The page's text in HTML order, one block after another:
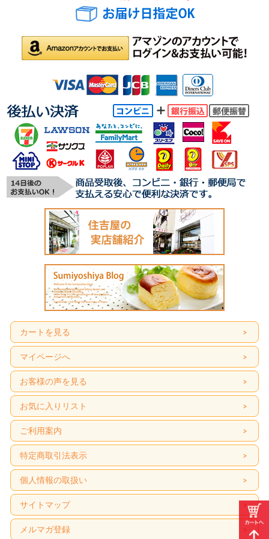
カートを見る
マイページへ
お客様の声を見る
お気に入りリスト
ご利用案内
特定商取引法表示
個人情報の取扱い
サイトマップ
メルマガ登録